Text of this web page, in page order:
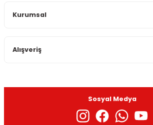
Kurumsal
Alışveriş
Sosyal Medya